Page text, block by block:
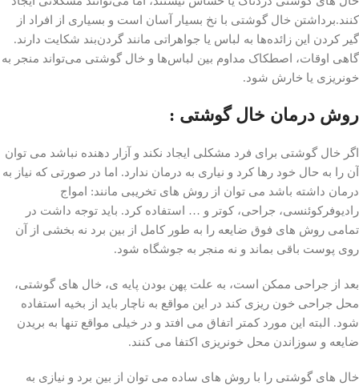
کنند.برداشتن خال گوشتی با نخ بسیار آسان است و بسیاری از افراد از
گیر کردن این زائده‌ها به لباس یا جواهراتی مانند گردن‌بند شکایت دارند.
گاهی اوقات، اصطکاک مداوم بین لباس‌ها و خال گوشتی می‌تواند منجر به
خونریزی یا خارش شود.
روش درمان خال گوشتی :
اگر خال گوشتی برای فرد مشکلی ایجاد نکند و آزار دهنده نباشد می توان
آن را به حال خود رها کرد و نیاری به درمان ندارد. اما در صورتی که نیاز به
درمان داشته باشد می توان از روش های تخریبی مانند: امواج
رادیوفرکوئنسی، جراحی، کوتر و … استفاده کرد. باید توجه داشت در
تمامی روش های فوق ضایعه را به طور کامل از بین برد نه بخشی از آن
روی پوست باقی بماند و نه منجر به جوشگاه شود.
بعد از جراحی ممکن است، به علت پهن بودن پایه ی، خال های گوشتی،
محل جراحی خون ریزی کند در این مواقع به ناچار باید از بخیه استفاده
شود. البته این مورد کمتر اتفاق می افتد و در خیلی مواقع تنها به بریدن
ضایعه و سوزاندن محل خونریزی اکتفا می کنند.
خال های گوشتی را با روش های ساده می توان از بین برد و نیازی به